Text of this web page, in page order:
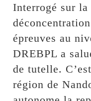
Interrogé sur
épreuves au
DREBPL a
de tutelle.
région de